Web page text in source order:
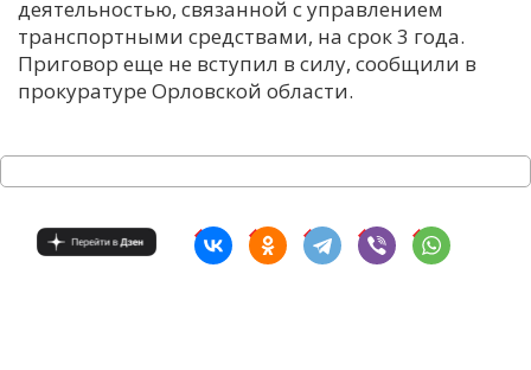
К
Ч
деятельностью, связанной с управлением
транспортными средствами, на срок 3 года.
Приговор еще не вступил в силу, сообщили в
прокуратуре Орловской области.